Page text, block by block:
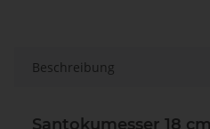
Beschreibung
Santokumesser 18